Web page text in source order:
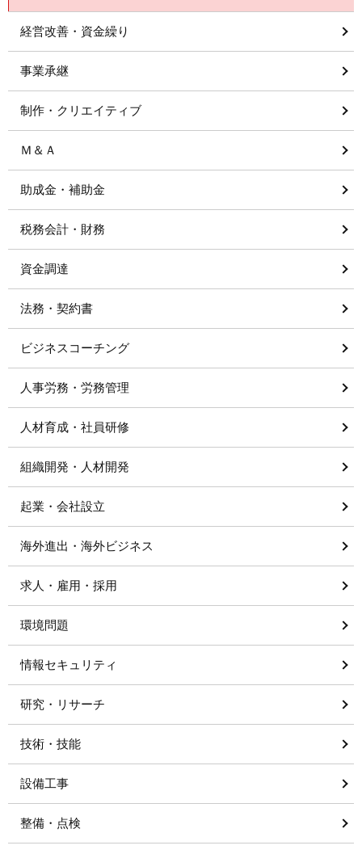
経営改善・資金繰り
事業承継
制作・クリエイティブ
Ｍ＆Ａ
助成金・補助金
税務会計・財務
資金調達
法務・契約書
ビジネスコーチング
人事労務・労務管理
人材育成・社員研修
組織開発・人材開発
起業・会社設立
海外進出・海外ビジネス
求人・雇用・採用
環境問題
情報セキュリティ
研究・リサーチ
技術・技能
設備工事
整備・点検